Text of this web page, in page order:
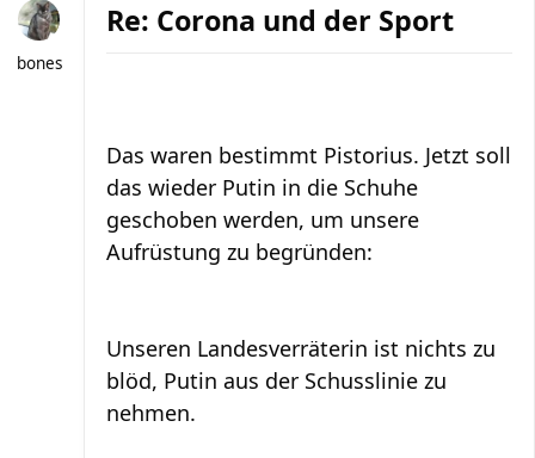
bones
Re: Corona und der Sport
Das waren bestimmt Pistorius. Jetzt soll
das wieder Putin in die Schuhe
geschoben werden, um unsere
Aufrüstung zu begründen:
Unseren Landesverräterin ist nichts zu
blöd, Putin aus der Schusslinie zu
nehmen.